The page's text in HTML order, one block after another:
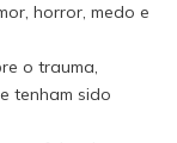
horror, medo e
o trauma,
tenham sido